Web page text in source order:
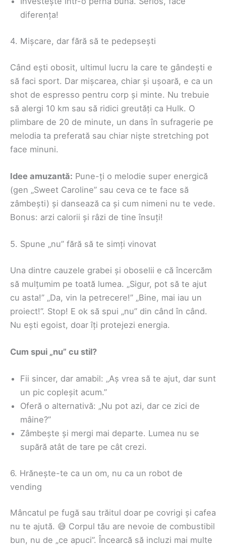
diferența!
4. Mișcare, dar fără să te pedepsești
Când ești obosit, ultimul lucru la care te gândești e
să faci sport. Dar mișcarea, chiar și ușoară, e ca un
shot de espresso pentru corp și minte. Nu trebuie
să alergi 10 km sau să ridici greutăți ca Hulk. O
plimbare de 20 de minute, un dans în sufragerie pe
melodia ta preferată sau chiar niște stretching pot
face minuni.
Idee amuzantă: Pune-ți o melodie super energică
(gen „Sweet Caroline” sau ceva ce te face să
zâmbești) și dansează ca și cum nimeni nu te vede.
Bonus: arzi calorii și râzi de tine însuți!
5. Spune „nu” fără să te simți vinovat
Una dintre cauzele grabei și oboselii e că încercăm
să mulțumim pe toată lumea. „Sigur, pot să te ajut
cu asta!” „Da, vin la petrecere!” „Bine, mai iau un
proiect!”. Stop! E ok să spui „nu” din când în când.
Nu ești egoist, doar îți protejezi energia.
Cum spui „nu” cu stil?
Fii sincer, dar amabil: „Aș vrea să te ajut, dar sunt
un pic copleșit acum.”
Oferă o alternativă: „Nu pot azi, dar ce zici de
mâine?”
Zâmbește și mergi mai departe. Lumea nu se
supără atât de tare pe cât crezi.
6. Hrănește-te ca un om, nu ca un robot de
vending
Mâncatul pe fugă sau trăitul doar pe covrigi și cafea
nu te ajută. 😅 Corpul tău are nevoie de combustibil
bun, nu de „ce apuci”. Încearcă să incluzi mai multe